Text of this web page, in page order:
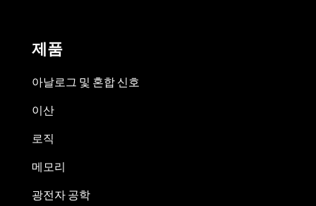
제품
아날로그 및 혼합 신호
이산
로직
메모리
광전자 공학